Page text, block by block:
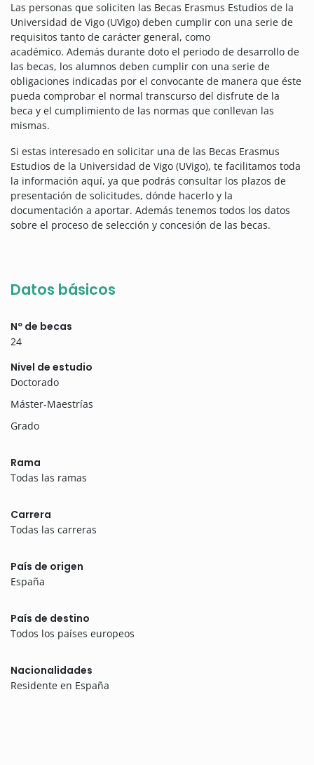
Las personas que soliciten las Becas Erasmus Estudios de la
Universidad de Vigo (UVigo) deben cumplir con una serie de
requisitos tanto de carácter general, como
académico. Además durante doto el periodo de desarrollo de
las becas, los alumnos deben cumplir con una serie de
obligaciones indicadas por el convocante de manera que éste
pueda comprobar el normal transcurso del disfrute de la
beca y el cumplimiento de las normas que conllevan las
mismas.
Si estas interesado en solicitar una de las Becas Erasmus
Estudios de la Universidad de Vigo (UVigo), te facilitamos toda
la información aquí, ya que podrás consultar los plazos de
presentación de solicitudes, dónde hacerlo y la
documentación a aportar. Además tenemos todos los datos
sobre el proceso de selección y concesión de las becas.
Datos básicos
Nº de becas
24
Nivel de estudio
Doctorado
Máster-Maestrías
Grado
Rama
Todas las ramas
Carrera
Todas las carreras
País de origen
España
País de destino
Todos los países europeos
Nacionalidades
Residente en España